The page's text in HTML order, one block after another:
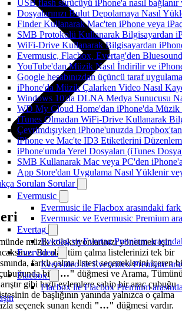
USB flash sürücüyü iPhone'a nasıl
Dosyalarınızı Bulut Depolamaya Nasıl
Finder Kullanarak Mac'ten iPhone veya
SMB Protokolü Kullanarak Bilgisayardan
WiFi-Drive Kullanarak Bilgisayardan
Evermusic, Flacbox, Evertag'den
YouTube'dan Müzik Nasıl İndirilir ve
Google hesabınızdan üçüncü taraf
iPhone'da Müzik Çalarken Video Nasıl
Windows 10'da DLNA Medya Sunucusu
WD My Cloud Home'dan iPhone'da Müzik
iTunes Olmadan WiFi-Drive Kullanarak
Çevrimdışıyken iPhone'unuzda
iPhone ve Mac'te ID3 Etiketlerini
iPhone'umda Yerel Dosyaları (iTunes
SMB Kullanarak Mac veya PC'den
App Store'dan Uygulama Nasıl Yüklenir
Sorulan Sorular
Evermusic
Evermusic ile Flacbox arasındaki
Evermusic ve Evermusic Premium
Evertag
Evertag ve Evertag Premium
Evervideo
Evervideo ile Evervideo Premium
Flacbox
Flacbox ile Flacbox Premium
müzik koleksiyonlarınızı yönetmek için
Bu alan tüm çalma listelerinizi tek bir
farklı çalma listesi seçeneklerini içeren
bir"…" düğmesi ve Arama,
gibi hızlı eylemlere sahip bir araç çubuğu
de başlığının yanında yalnızca o çalma
seçenek sunan kendi "…" düğmesi vardır.